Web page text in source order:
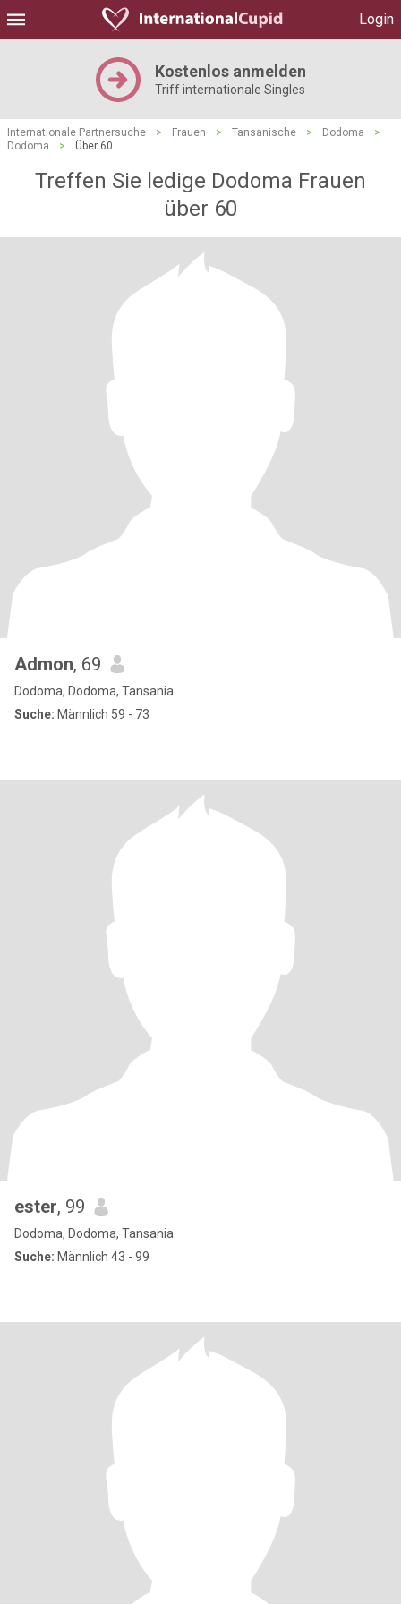
Login
Kostenlos anmelden
Triff internationale Singles
Internationale Partnersuche > Frauen > Tansanische > Dodoma
>
Dodoma
> Über 60
Treffen Sie ledige Dodoma Frauen
über 60
Admon, 69
Dodoma, Dodoma, Tansania
Suche: Männlich 59 - 73
ester, 99
Dodoma, Dodoma, Tansania
Suche: Männlich 43 - 99